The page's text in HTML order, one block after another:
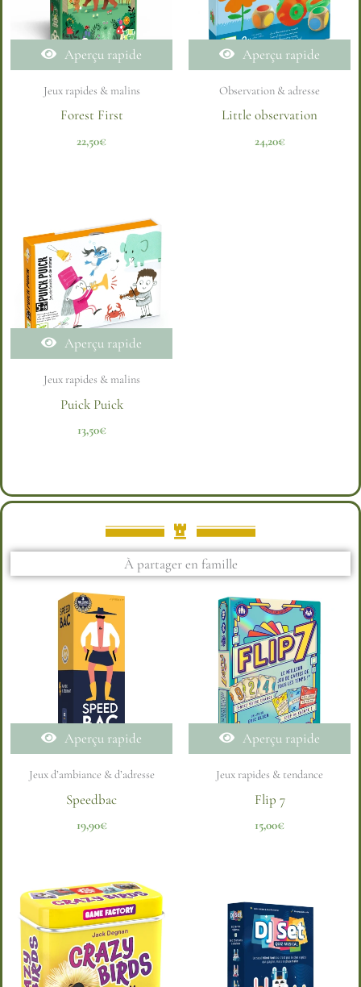
Aperçu rapide
Jeux rapides & malins
Forest First
22,50€
Aperçu rapide
Observation & adresse
Little observation
24,20€
Aperçu rapide
Jeux rapides & malins
Puick Puick
13,50€
À partager en famille
Aperçu rapide
Jeux d’ambiance & d’adresse
Speedbac
19,90€
Aperçu rapide
Jeux rapides & tendance
Flip 7
15,00€